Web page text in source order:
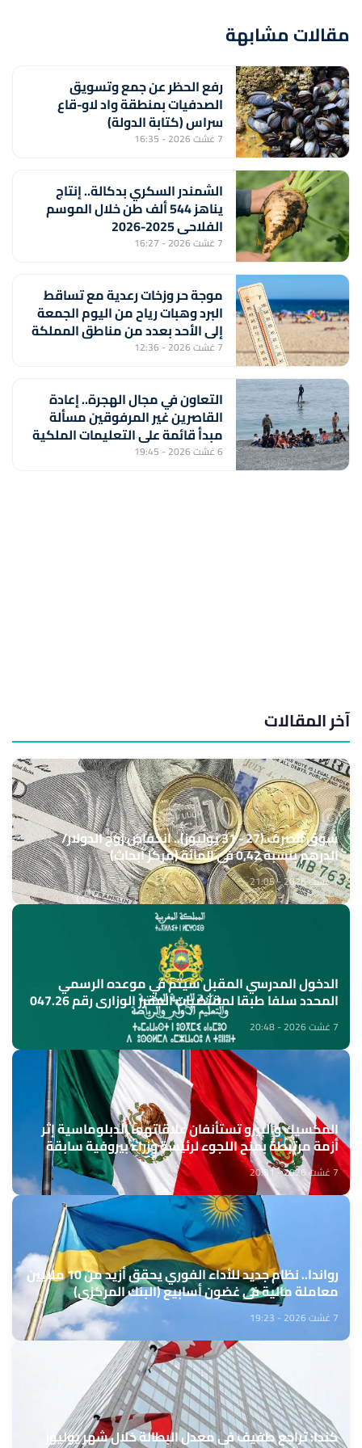
مقالات مشابهة
رفع الحظر عن جمع وتسويق
الصدفيات بمنطقة واد لاو-قاع
سراس (كتابة الدولة)
7 غشت 2026 - 16:35
الشمندر السكري بدكالة.. إنتاج
يناهز 544 ألف طن خلال الموسم
الفلاحي 2025-2026
7 غشت 2026 - 16:27
موجة حر وزخات رعدية مع تساقط
البرد وهبات رياح من اليوم الجمعة
إلى الأحد بعدد من مناطق المملكة
(نشرة إنذارية)
7 غشت 2026 - 12:36
التعاون في مجال الهجرة.. إعادة
القاصرين غير المرفوقين مسألة
مبدأ قائمة على التعليمات الملكية
السامية (مصدر دبلوماسي)
6 غشت 2026 - 19:45
آخر المقالات
سوق الصرف (27 - 31 يوليوز).. انخفاض زوج الدولار/
الدرهم بنسبة 0,42 في المائة (مركز أبحاث)
7 غشت 2026 - 21:05
الدخول المدرسي المقبل سیتم في موعده الرسمي
المحدد سلفا طبقا لمقتضیات المقرر الوزاري رقم 047.26
(وزارة التربية الوطنية)
7 غشت 2026 - 20:48
المكسيك والبيرو تستأنفان علاقاتهما الدبلوماسية إثر
أزمة مرتبطة بمنح اللجوء لرئيسة وزراء بيروفية سابقة
7 غشت 2026 - 20:31
رواندا.. نظام جديد للأداء الفوري يحقق أزيد من 10 ملايين
معاملة مالية في غضون أسابيع (البنك المركزي)
7 غشت 2026 - 19:23
كندا: تراجع طفيف في معدل البطالة خلال شهر يوليوز